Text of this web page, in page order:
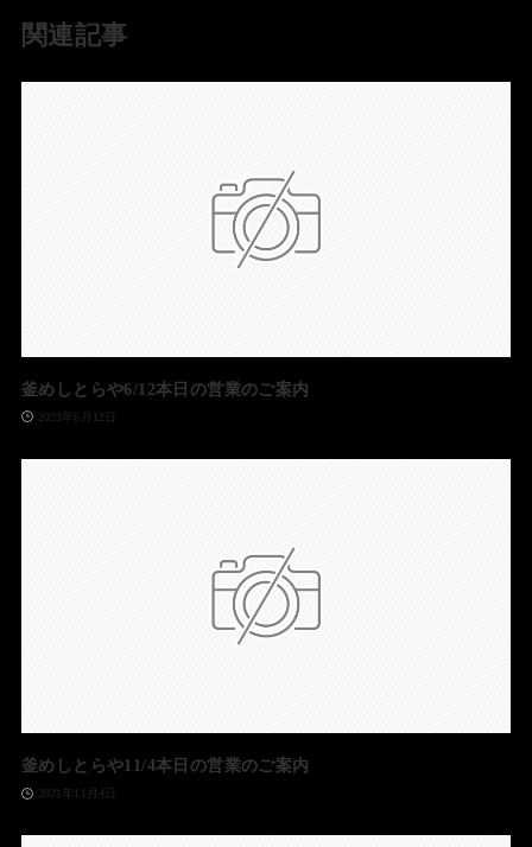
関連記事
釜めしとらや6/12本日の営業のご案内
2023年6月12日
釜めしとらや11/4本日の営業のご案内
2021年11月4日